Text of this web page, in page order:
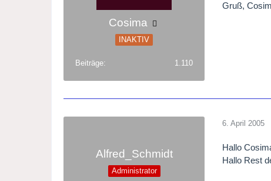
Cosima
INAKTIV
Beiträge 1.110
Gruß,
Alfred_Schmidt
Administrator
6. April 2005
Hallo
Hallo Rest